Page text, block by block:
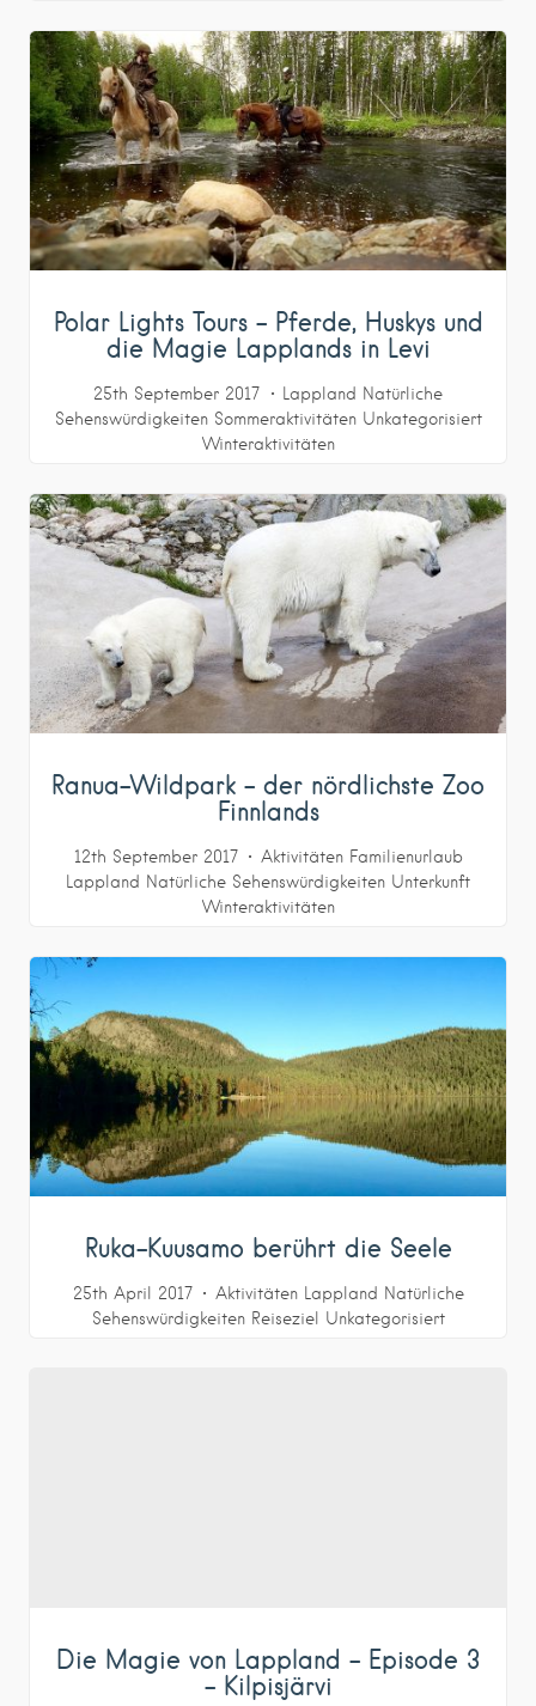
Polar Lights Tours – Pferde, Huskys und
die Magie Lapplands in Levi
25th September 2017 Lappland Natürliche
Sehenswürdigkeiten Sommeraktivitäten Unkategorisiert
Winteraktivitäten
Ranua-Wildpark – der nördlichste Zoo
Finnlands
12th September 2017 Aktivitäten Familienurlaub
Lappland Natürliche Sehenswürdigkeiten Unterkunft
Winteraktivitäten
Ruka-Kuusamo berührt die Seele
25th April 2017 Aktivitäten Lappland Natürliche
Sehenswürdigkeiten Reiseziel Unkategorisiert
Die Magie von Lappland – Episode 3
– Kilpisjärvi